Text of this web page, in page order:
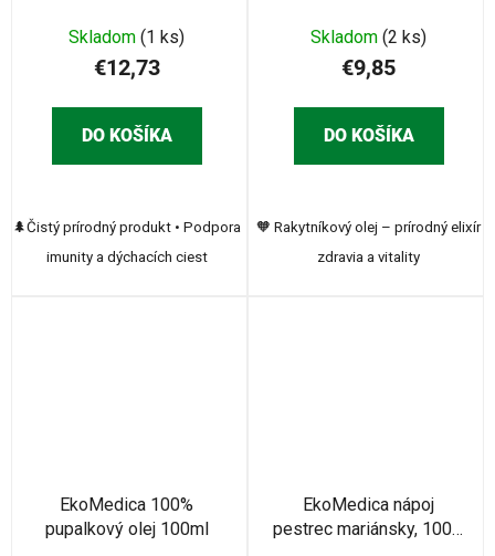
Skladom (1 ks)
€12,73
DO KOŠÍKA
🌲Čistý prírodný produkt • Podpora
imunity a dýchacích ciest
Skladom (2 ks)
€9,85
DO KOŠÍKA
🧡 Rakytníkový olej – prírodný elixír
zdravia a vitality
EkoMedica 100%
pupalkový olej 100ml
EkoMedica nápoj
pestrec mariánsky, 100%